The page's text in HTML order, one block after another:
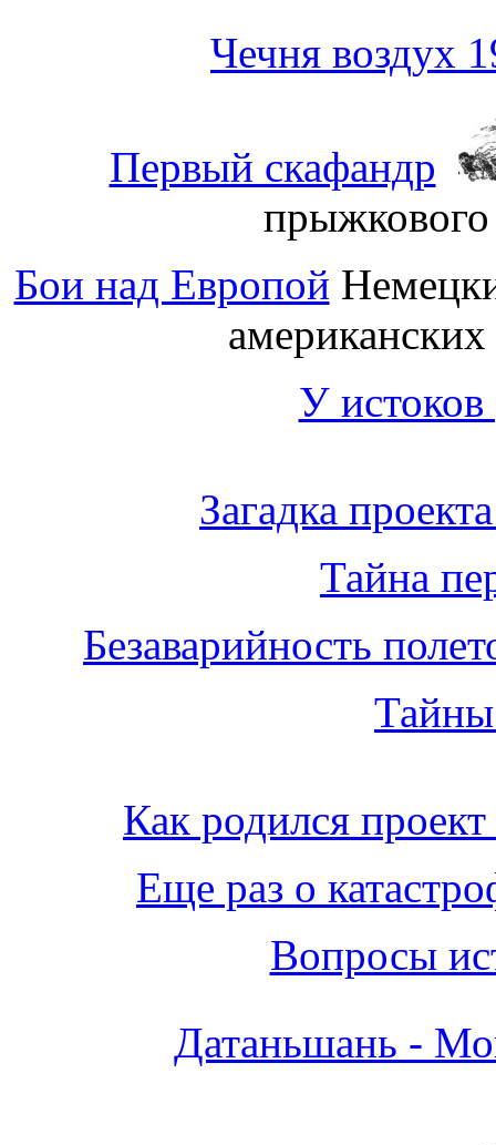
Чечня воздух
Первый скафандр
Бои над Европой
У
Загадка
Тайна
Безаварийность
Как родился
Еще раз о
Вопросы
Датаньшань -